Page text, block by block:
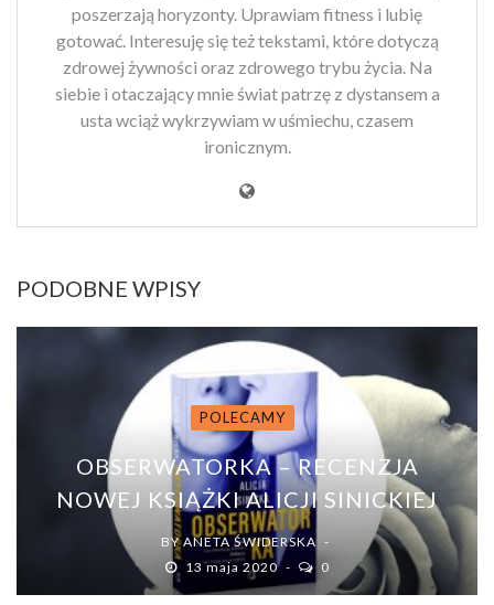
poszerzają horyzonty. Uprawiam fitness i lubię
gotować. Interesuję się też tekstami, które dotyczą
zdrowej żywności oraz zdrowego trybu życia. Na
siebie i otaczający mnie świat patrzę z dystansem a
usta wciąż wykrzywiam w uśmiechu, czasem
ironicznym.
PODOBNE WPISY
POLECAMY
OBSERWATORKA – RECENZJA
NOWEJ KSIĄŻKI ALICJI SINICKIEJ
BYANETA ŚWIDERSKA
13 maja 2020
0